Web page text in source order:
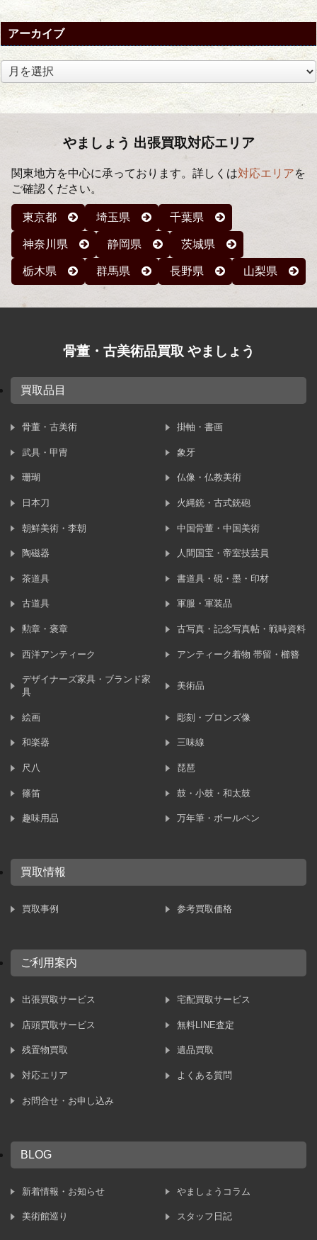
アーカイブ
ア
ー
カ
イ
やましょう 出張買取対応エリア
関東地方を中心に承っております。詳しくは対応エリアを
ご確認ください。
東京都 埼玉県 千葉県
神奈川県 静岡県 茨城県
栃木県 群馬県 長野県 山梨県
骨董・古美術品買取 やましょう
買取品目
骨董・古美術 掛軸・書画
武具・甲冑 象牙
珊瑚 仏像・仏教美術
日本刀 火縄銃・古式銃砲
朝鮮美術・李朝 中国骨董・中国美術
陶磁器 人間国宝・帝室技芸員
茶道具 書道具・硯・墨・印材
古道具 軍服・軍装品
勲章・褒章 古写真・記念写真帖・戦時資料
西洋アンティーク アンティーク着物 帯留・櫛簪
デザイナーズ家具・ブランド家
具
美術品
絵画 彫刻・ブロンズ像
和楽器 三味線
尺八 琵琶
篠笛 鼓・小鼓・和太鼓
趣味用品 万年筆・ボールペン
買取情報
買取事例 参考買取価格
ご利用案内
出張買取サービス 宅配買取サービス
店頭買取サービス 無料LINE査定
残置物買取 遺品買取
対応エリア よくある質問
お問合せ・お申し込み
BLOG
新着情報・お知らせ やましょうコラム
美術館巡り スタッフ日記